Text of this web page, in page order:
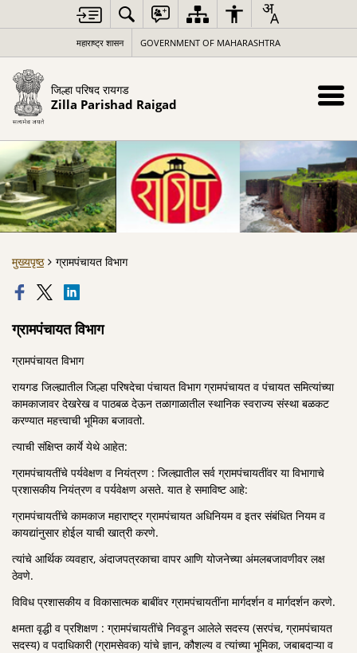
महाराष्ट्र शासन GOVERNMENT OF MAHARASHTRA
जिल्हा परिषद रायगड
Zilla Parishad Raigad
मुख्यपृष्ठ ग्रामपंचायत विभाग
ग्रामपंचायत विभाग
ग्रामपंचायत विभाग
रायगड जिल्ह्यातील जिल्हा परिषदेचा पंचायत विभाग ग्रामपंचायत व पंचायत समित्यांच्या
कामकाजावर देखरेख व पाठबळ देऊन तळागाळातील स्थानिक स्वराज्य संस्था बळकट
करण्यात महत्त्वाची भूमिका बजावतो.
त्याची संक्षिप्त कार्ये येथे आहेत:
ग्रामपंचायतींचे पर्यवेक्षण व नियंत्रण : जिल्ह्यातील सर्व ग्रामपंचायतींवर या विभागाचे
प्रशासकीय नियंत्रण व पर्यवेक्षण असते. यात हे समाविष्ट आहे:
ग्रामपंचायतींचे कामकाज महाराष्ट्र ग्रामपंचायत अधिनियम व इतर संबंधित नियम व
कायद्यांनुसार होईल याची खात्री करणे.
त्यांचे आर्थिक व्यवहार, अंदाजपत्रकाचा वापर आणि योजनेच्या अंमलबजावणीवर लक्ष
ठेवणे.
विविध प्रशासकीय व विकासात्मक बाबींवर ग्रामपंचायतींना मार्गदर्शन व मार्गदर्शन करणे.
क्षमता वृद्धी व प्रशिक्षण : ग्रामपंचायतींचे निवडून आलेले सदस्य (सरपंच, ग्रामपंचायत
सदस्य) व पदाधिकारी (ग्रामसेवक) यांचे ज्ञान, कौशल्य व त्यांच्या भूमिका, जबाबदाऱ्या व